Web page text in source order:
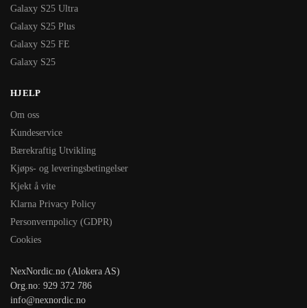
Galaxy S25 Ultra
Galaxy S25 Plus
Galaxy S25 FE
Galaxy S25
HJELP
Om oss
Kundeservice
Bærekraftig Utvikling
Kjøps- og leveringsbetingelser
Kjekt å vite
Klarna Privacy Policy
Personvernpolicy (GDPR)
Cookies
NexNordic.no (Alokera AS)
Org.no: 929 372 786
info@nexnordic.no